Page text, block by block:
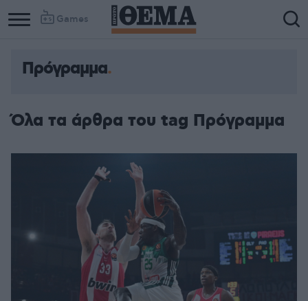
Games
Πρόγραμμα
Όλα τα άρθρα του tag Πρόγραμμα